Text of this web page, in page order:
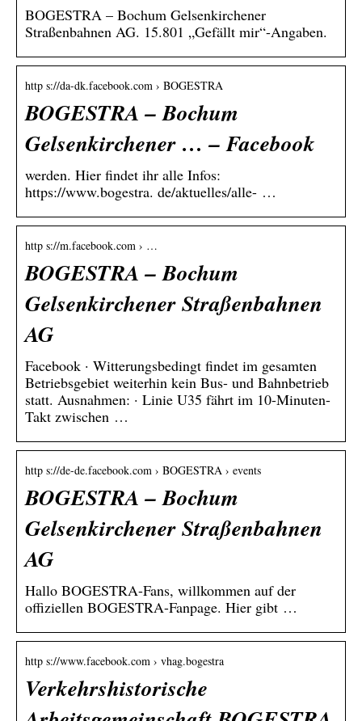
BOGESTRA – Bochum Gelsenkirchener
Straßenbahnen AG. 15.801 „Gefällt mir“-Angaben.
http s://da-dk.facebook.com › BOGESTRA
BOGESTRA – Bochum
Gelsenkirchener … – Facebook
werden. Hier findet ihr alle Infos:
https://www.bogestra. de/aktuelles/alle- …
http s://m.facebook.com › …
BOGESTRA – Bochum
Gelsenkirchener Straßenbahnen
AG
Facebook · Witterungsbedingt findet im gesamten
Betriebsgebiet weiterhin kein Bus- und Bahnbetrieb
statt. Ausnahmen: · Linie U35 fährt im 10-Minuten-
Takt zwischen …
http s://de-de.facebook.com › BOGESTRA › events
BOGESTRA – Bochum
Gelsenkirchener Straßenbahnen
AG
Hallo BOGESTRA-Fans, willkommen auf der
offiziellen BOGESTRA-Fanpage. Hier gibt …
http s://www.facebook.com › vhag.bogestra
Verkehrshistorische